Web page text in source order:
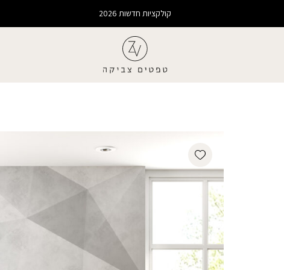
קולקציות חדשות 2026
Add wishlist